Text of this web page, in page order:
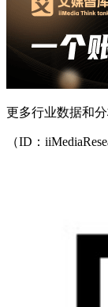
更多行业数据和
（ID：